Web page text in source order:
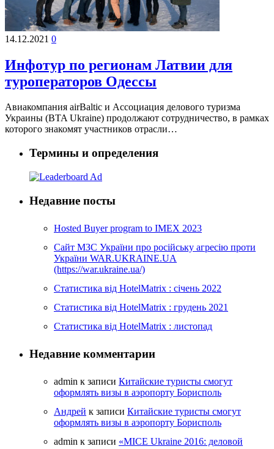
14.12.2021 0
Инфотур по регионам Латвии для
туроператоров Одессы
Авиакомпания аirBaltic и Ассоциация делового туризма
Украины (BTA Ukraine) продолжают сотрудничество, в рамках
которого знакомят участников отрасли…
Термины и определения
Недавние посты
Hosted Buyer program to IMEX 2023
Cайт МЗС України про російську агресію проти
України WAR.UKRAINE.UA
(https://war.ukraine.ua/)
Статистика від HotelMatrix : січень 2022
Статистика від HotelMatrix : грудень 2021
Статистика від HotelMatrix : листопад
Недавние комментарии
admin к записи Китайские туристы смогут
оформлять визы в аэропорту Борисполь
Андрей к записи Китайские туристы смогут
оформлять визы в аэропорту Борисполь
admin к записи «MICE Ukraine 2016: деловой